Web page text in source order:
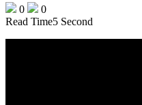
0
0
Read Time5 Second